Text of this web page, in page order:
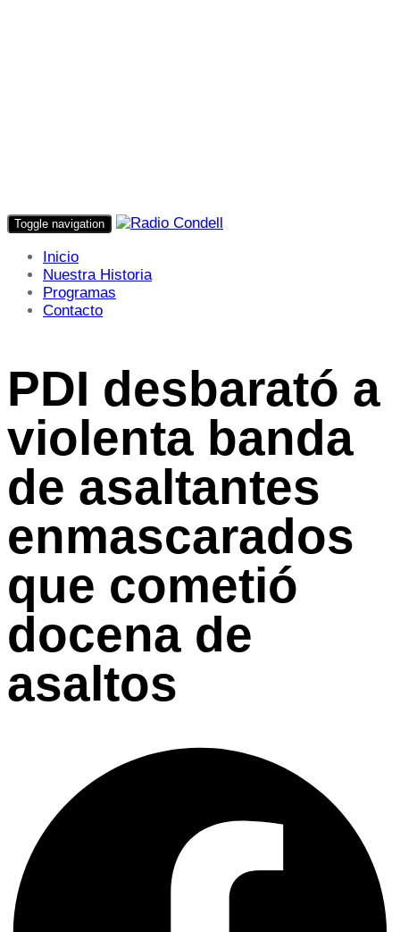
Toggle navigation
Inicio
Nuestra Historia
Programas
Contacto
PDI desbarató a
violenta banda
de asaltantes
enmascarados
que cometió
docena de
asaltos